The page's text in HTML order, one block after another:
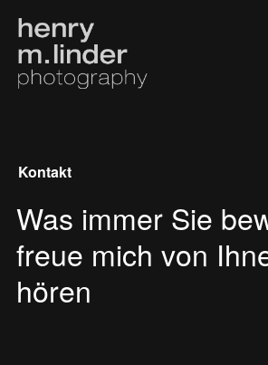
Kontakt
Was immer Sie
freue mich von
hören